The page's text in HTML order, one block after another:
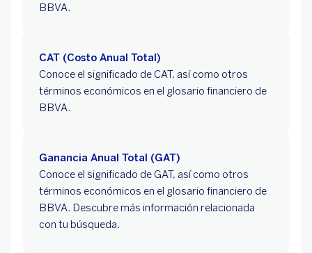
BBVA.
CAT (Costo Anual Total)
Conoce el significado de CAT, así como otros
términos económicos en el glosario financiero de
BBVA.
Ganancia Anual Total (GAT)
Conoce el significado de GAT, así como otros
términos económicos en el glosario financiero de
BBVA. Descubre más información relacionada
con tu búsqueda.